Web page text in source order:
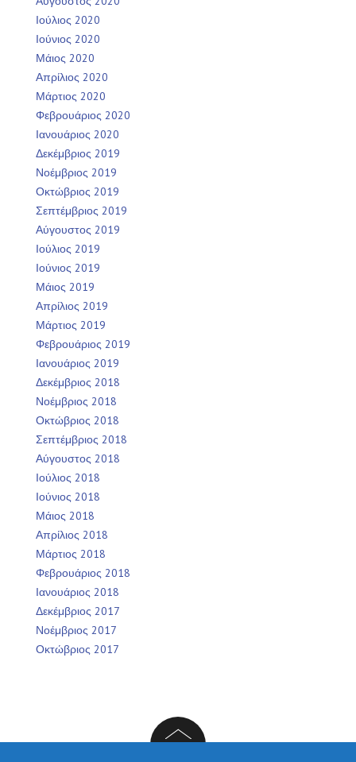
Ιούλιος 2020
Ιούνιος 2020
Μάιος 2020
Απρίλιος 2020
Μάρτιος 2020
Φεβρουάριος 2020
Ιανουάριος 2020
Δεκέμβριος 2019
Νοέμβριος 2019
Οκτώβριος 2019
Σεπτέμβριος 2019
Αύγουστος 2019
Ιούλιος 2019
Ιούνιος 2019
Μάιος 2019
Απρίλιος 2019
Μάρτιος 2019
Φεβρουάριος 2019
Ιανουάριος 2019
Δεκέμβριος 2018
Νοέμβριος 2018
Οκτώβριος 2018
Σεπτέμβριος 2018
Αύγουστος 2018
Ιούλιος 2018
Ιούνιος 2018
Μάιος 2018
Απρίλιος 2018
Μάρτιος 2018
Φεβρουάριος 2018
Ιανουάριος 2018
Δεκέμβριος 2017
Νοέμβριος 2017
Οκτώβριος 2017